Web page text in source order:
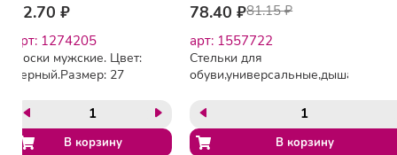
62.70 ₽
арт: 1274205
Носки мужские. Цвет:
черный.Размер: 27
78.40 ₽81.15 ₽
арт: 1557722
Стельки для
обуви,универсальные,дышащие,
белый,742172